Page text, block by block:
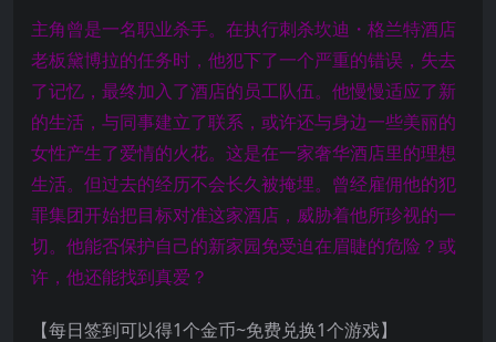
主角曾是一名职业杀手。在执行刺杀坎迪・格兰特酒店
老板黛博拉的任务时，他犯下了一个严重的错误，失去
了记忆，最终加入了酒店的员工队伍。他慢慢适应了新
的生活，与同事建立了联系，或许还与身边一些美丽的
女性产生了爱情的火花。这是在一家奢华酒店里的理想
生活。但过去的经历不会长久被掩埋。曾经雇佣他的犯
罪集团开始把目标对准这家酒店，威胁着他所珍视的一
切。他能否保护自己的新家园免受迫在眉睫的危险？或
许，他还能找到真爱？
【每日签到可以得1个金币~免费兑换1个游戏】